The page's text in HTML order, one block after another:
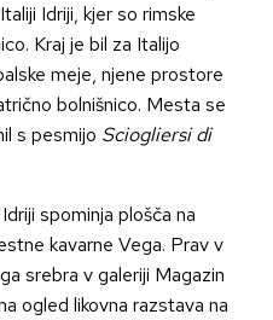
Idriji, kjer so rimske
Kraj je bil za Italijo
meje, njene prostore
bolnišnico. Mesta se
s pesmijo Sciogliersi di
spominja plošča na
kavarne Vega. Prav v
srebra v galeriji Magazin
ogled likovna razstava na